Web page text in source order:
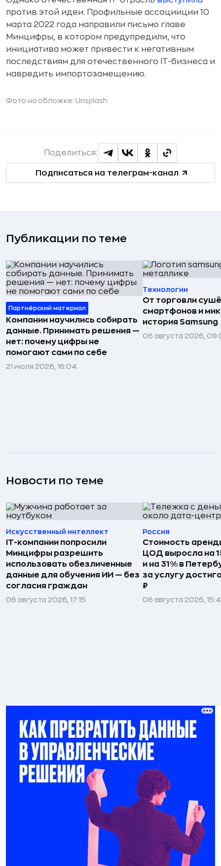
против этой идеи. Профильные ассоцииции 10
марта 2022 года направили письмо главе
Минцифры, в котором предупредили, что
инициатива может привести к негативным
последствиям для отечественного IT-бизнеса и
навредить импортозамещению.
Фото на обложке: Unsplash
Подписаться на телеграм-канал
Поделиться:
Публикации по теме
Партнёрский материал
Компании научились собирать
данные. Принимать решения —
нет: почему цифры не
помогают сами по себе
21 июля 2026, 16:04
Технологии
От торговли
смартфонов и
история Samsung
06 августа 2026,
Новости по теме
Искусственный интеллект
IT-компании попросили
Минцифры разрешить
использовать обезличенные
данные для обучения ИИ — без
согласия граждан
06 августа 2026, 17:15
Россия
Стоимость
ЦОД выросла на
и на 31% в
за услугу
₽
06 августа 2026,